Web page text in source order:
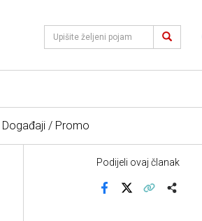
Događaji / Promo
Podijeli ovaj članak